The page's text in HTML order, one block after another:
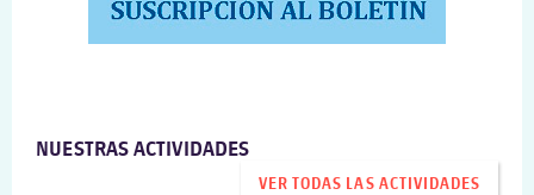
NUESTRAS ACTIVIDADES
VER TODAS LAS ACTIVIDADES